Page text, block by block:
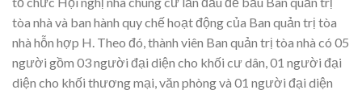
tòa nhà và ban hành quy chế hoạt động của Ban quản trị tòa
nhà hỗn hợp H. Theo đó, thành viên Ban quản trị tòa nhà có 05
người gồm 03 người đại diện cho khối cư dân, 01 người đại
diện cho khối thương mại, văn phòng và 01 người đại diện